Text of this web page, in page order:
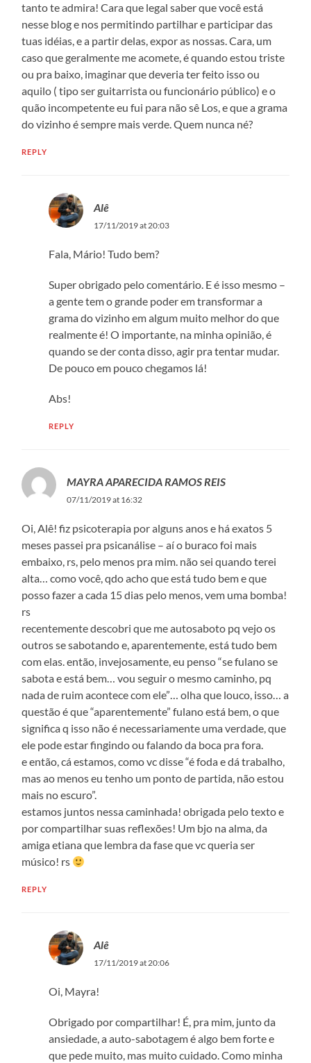
tanto te admira! Cara que legal saber que você está
nesse blog e nos permitindo partilhar e participar das
tuas idéias, e a partir delas, expor as nossas. Cara, um
caso que geralmente me acomete, é quando estou triste
ou pra baixo, imaginar que deveria ter feito isso ou
aquilo ( tipo ser guitarrista ou funcionário público) e o
quão incompetente eu fui para não sê Los, e que a grama
do vizinho é sempre mais verde. Quem nunca né?
REPLY
Alê
17/11/2019 at 20:03
Fala, Mário! Tudo bem?
Super obrigado pelo comentário. E é isso mesmo –
a gente tem o grande poder em transformar a
grama do vizinho em algum muito melhor do que
realmente é! O importante, na minha opinião, é
quando se der conta disso, agir pra tentar mudar.
De pouco em pouco chegamos lá!
Abs!
REPLY
MAYRA APARECIDA RAMOS REIS
07/11/2019 at 16:32
Oi, Alê! fiz psicoterapia por alguns anos e há exatos 5
meses passei pra psicanálise – aí o buraco foi mais
embaixo, rs, pelo menos pra mim. não sei quando terei
alta… como você, qdo acho que está tudo bem e que
posso fazer a cada 15 dias pelo menos, vem uma bomba!
rs
recentemente descobri que me autosaboto pq vejo os
outros se sabotando e, aparentemente, está tudo bem
com elas. então, invejosamente, eu penso “se fulano se
sabota e está bem… vou seguir o mesmo caminho, pq
nada de ruim acontece com ele”… olha que louco, isso… a
questão é que “aparentemente” fulano está bem, o que
significa q isso não é necessariamente uma verdade, que
ele pode estar fingindo ou falando da boca pra fora.
e então, cá estamos, como vc disse “é foda e dá trabalho,
mas ao menos eu tenho um ponto de partida, não estou
mais no escuro”.
estamos juntos nessa caminhada! obrigada pelo texto e
por compartilhar suas reflexões! Um bjo na alma, da
amiga etiana que lembra da fase que vc queria ser
músico! rs
REPLY
Alê
17/11/2019 at 20:06
Oi, Mayra!
Obrigado por compartilhar! É, pra mim, junto da
ansiedade, a auto-sabotagem é algo bem forte e
que pede muito, mas muito cuidado. Como minha